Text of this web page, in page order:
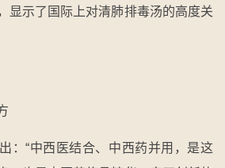
显示了国际上对清肺排毒汤的高度关
：“中西医结合、中西药并用，是这